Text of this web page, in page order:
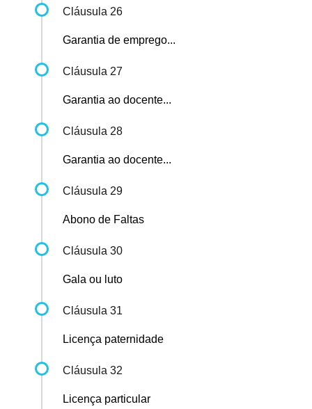
Cláusula 26
Garantia de emprego...
Cláusula 27
Garantia ao docente...
Cláusula 28
Garantia ao docente...
Cláusula 29
Abono de Faltas
Cláusula 30
Gala ou luto
Cláusula 31
Licença paternidade
Cláusula 32
Licença particular